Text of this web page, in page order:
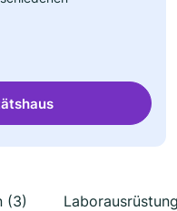
(3)